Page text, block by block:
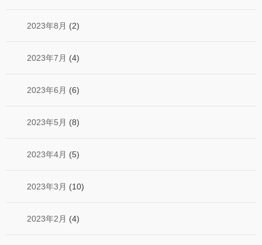
2023年8月 (2)
2023年7月 (4)
2023年6月 (6)
2023年5月 (8)
2023年4月 (5)
2023年3月 (10)
2023年2月 (4)